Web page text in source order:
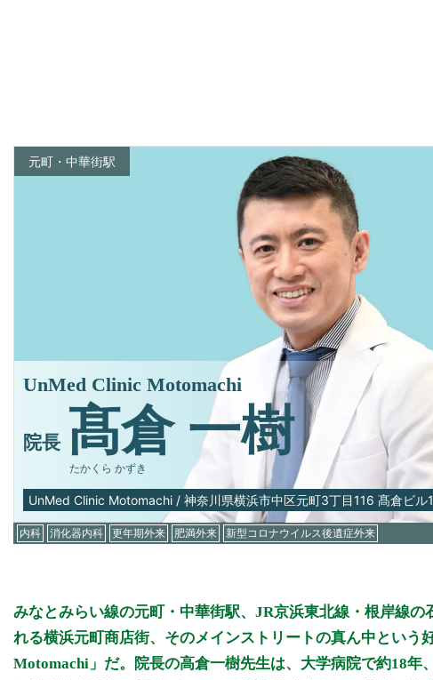
元町・中華街駅
UnMed Clinic Motomachi
院長 髙倉 一樹
たかくら かずき
UnMed Clinic Motomachi / 神奈川県横浜市中区元町3丁目116 髙倉ビル
内科 消化器内科 更年期外来 肥満外来 新型コロナウイルス後遺症外来
みなとみらい線の元町・中華街駅、JR京浜東北線・根岸線
れる横浜元町商店街、そのメインストリートの真ん中という
Motomachi」だ。院長の高倉一樹先生は、大学病院で約18